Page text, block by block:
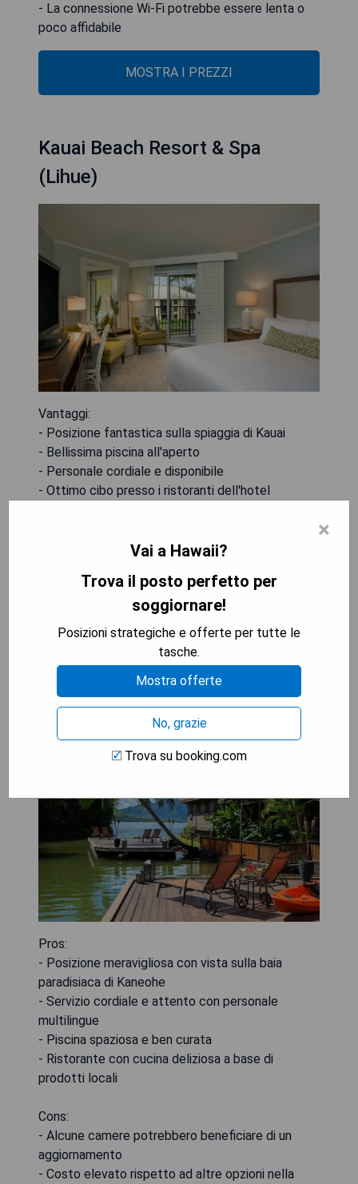
- La connessione Wi-Fi potrebbe essere lenta o
poco affidabile
MOSTRA I PREZZI
Kauai Beach Resort & Spa
(Lihue)
Vantaggi:
- Posizione fantastica sulla spiaggia di Kauai
- Bellissima piscina all'aperto
- Personale cordiale e disponibile
- Ottimo cibo presso i ristoranti dell'hotel
- Camere leggermente datate
MOSTRA I PREZZI
Paradise Bay Resort (Kaneohe)
Pros:
- Posizione meravigliosa con vista sulla baia
paradisiaca di Kaneohe
- Servizio cordiale e attento con personale
multilingue
- Piscina spaziosa e ben curata
- Ristorante con cucina deliziosa a base di
prodotti locali
Cons:
- Alcune camere potrebbero beneficiare di un
aggiornamento
- Costo elevato rispetto ad altre opzioni nella
×
Vai a Hawaii?
Trova il posto perfetto per
soggiornare!
Posizioni strategiche e offerte per tutte le
tasche.
Mostra offerte
No, grazie
Trova su booking.com